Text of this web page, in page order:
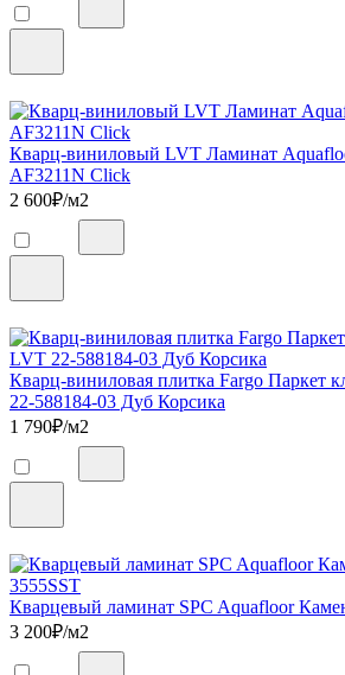
Кварц-виниловый LVT Ламинат
AF3211N Click
2 600₽/м2
Кварц-виниловая плитка Fargo Паркет
22-588184-03 Дуб Корсика
1 790₽/м2
Кварцевый ламинат SPC Aquafloor
3 200₽/м2